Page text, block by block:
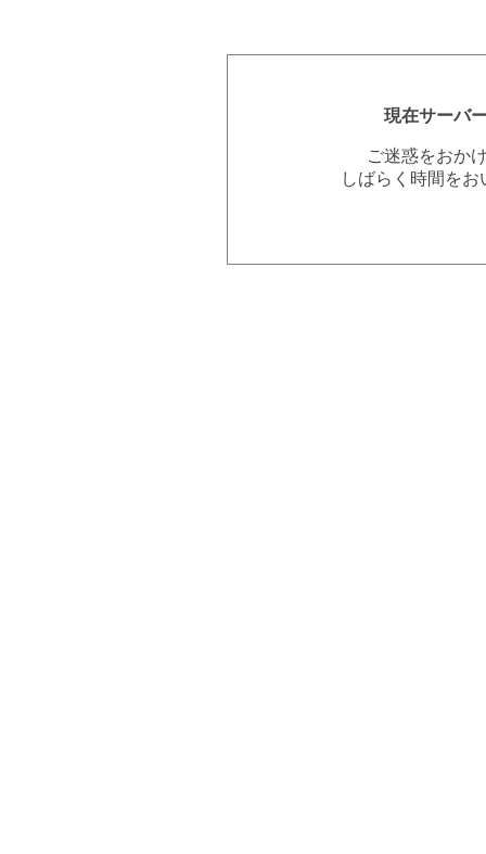
現在サーバ
ご迷惑をおか
しばらく時間を